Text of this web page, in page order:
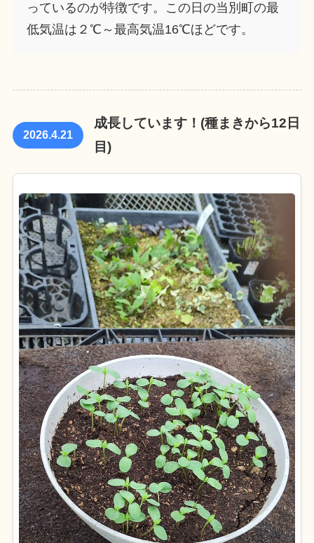
っているのが特徴です。この日の当別町の最
低気温は２℃～最高気温16℃ほどです。
2026.4.21
成長しています！(種まきから12日
目)